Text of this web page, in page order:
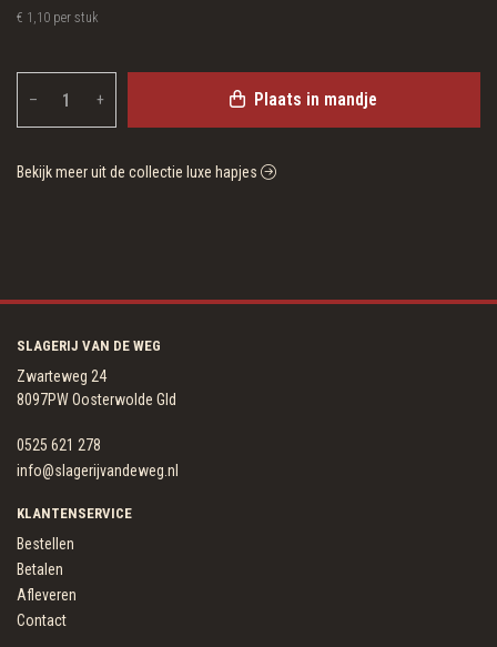
€ 1,10 per stuk
– + Plaats in mandje
Bekijk meer uit de collectie luxe hapjes
SLAGERIJ VAN DE WEG
Zwarteweg 24
8097PW Oosterwolde Gld
0525 621 278
info@slagerijvandeweg.nl
KLANTENSERVICE
Bestellen
Betalen
Afleveren
Contact